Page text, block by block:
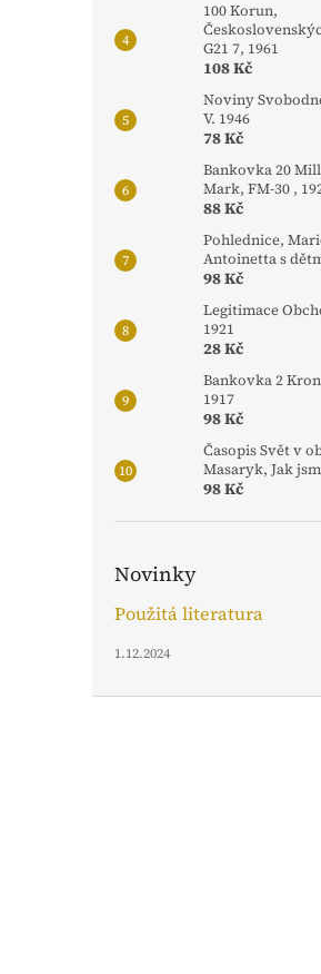
100 Korun,
G21 7, 1961
108 Kč
Noviny
V. 1946
78 Kč
Bankovka 20
Mark, FM-30 ,
88 Kč
Pohlednice,
Antoinetta s
98 Kč
Legitimace
1921
28 Kč
Bankovka 2
1917
98 Kč
Časopis Svět v
Masaryk, Jak
98 Kč
Novinky
Použitá literatura
1.12.2024